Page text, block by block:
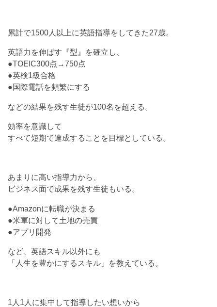
累計で1500人以上に英語指導をしてきた27歳。
英語力を伸ばす『型』を確立し、
●TOEIC300点→750点
●英検1級合格
●国際電話を頻繁にする
などの結果を残す生徒が100名を超える。
効率を意識して
すべて短期で達成することを目標としている。
あまりに高い指導力から、
ビジネス面で成果を残す生徒もいる。
●Amazonに転職が決まる
●米軍に対して土地の売買
●アプリ開発
など、英語スキル以外にも
「人生を豊かにするスキル」を教えている。
1人1人に集中して指導したい想いから